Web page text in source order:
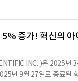
보완된다.변동금리 채권
년 3월 1일, 6월 1일, 9
모피셔사이언티픽은
예정 지급액의 현재 가
가격으로 매입할 의무
다.보증은 회사의 일반
다.현재 써모피셔사이언
증가! 혁신의 아
INC. )은 2025년
년 9월 27일로 종료된